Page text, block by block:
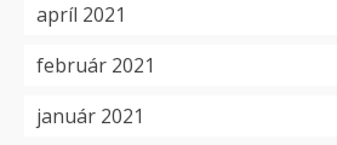
apríl 2021
február 2021
január 2021